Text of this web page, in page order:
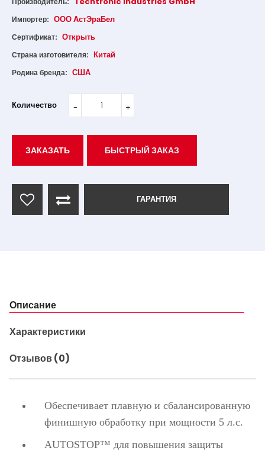
Импортер: ООО АстЭраБел
Сертификат: Открыть
Страна изготовителя: Китай
Родина бренда: США
Количество
ЗАКАЗАТЬ БЫСТРЫЙ ЗАКАЗ
ГАРАНТИЯ
Описание
Характеристики
Отзывов (0)
Обеспечивает плавную и сбалансированную
финишную обработку при мощности 5 л.с.
AUTOSTOP™ для повышения защиты